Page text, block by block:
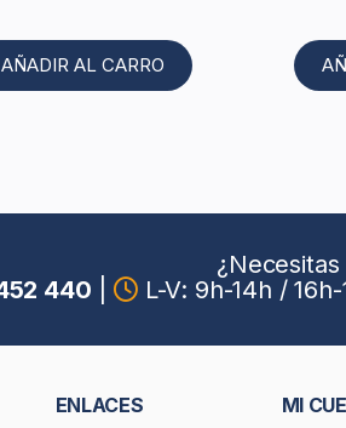
AÑADIR AL CARRO
440
L-V: 9h-14h / 16h-
ENLACES MI